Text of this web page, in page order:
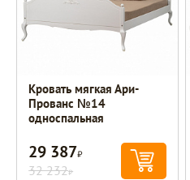
Кровать мягкая Ари-
Прованс №14
односпальная
29 387Р
32 232Р